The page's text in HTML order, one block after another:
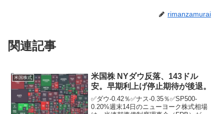
rimanzamurai
関連記事
米国株式
米国株 NYダウ反落、143ドル
安。早期利上げ停止期待が後退。
✅ダウ-0.42％✅ナス-0.35％✅SP500-
0.20%週末14日のニューヨーク株式相場